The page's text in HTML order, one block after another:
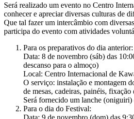
Será realizado um evento no Centro
conhecer e apreciar diversas culturas de
Que tal fazer um intercâmbio com
participa do evento com atividades
Para os preparativos do dia anterior:
Data: 8 de novembro (sáb) das 10:00 às 14:00 (inclui
descanso para o almoço)
Local: Centro Internacional de
O serviço: instalação e montagem do evento, como transporte
de mesas, cadeiras, painéis, fixação
Será fornecido um lanche (oniguiri)
Para o dia do Festival:
Data: 9 de novembro (dom) das